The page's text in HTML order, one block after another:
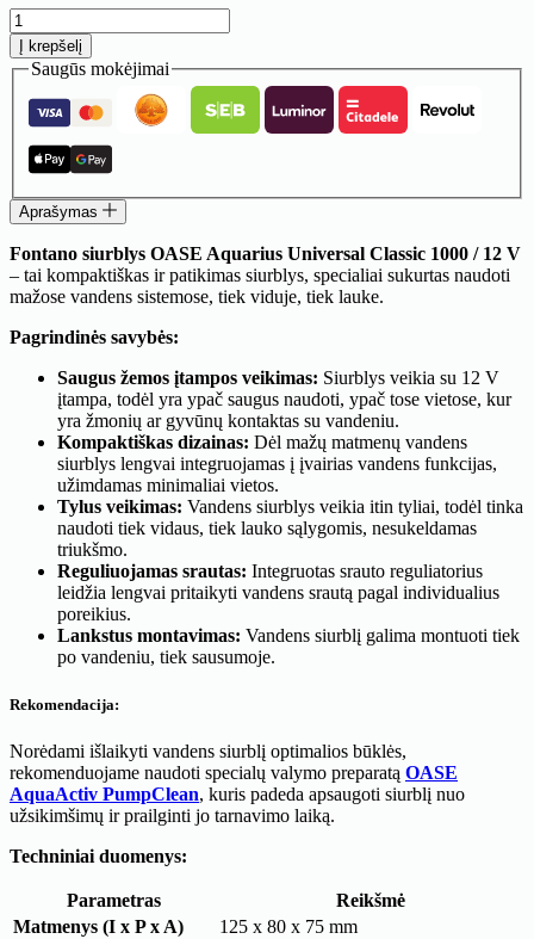
produkto
kiekis:
Fontano
siurblys
OASE
Aquarius
Universal
Classic
V
Į krepšelį
Saugūs mokėjimai
Aprašymas
Fontano siurblys OASE Aquarius Universal Classic 1000 / 12 V
– tai kompaktiškas ir patikimas siurblys, specialiai sukurtas naudoti
mažose vandens sistemose, tiek viduje, tiek lauke.
Pagrindinės savybės:
Saugus žemos įtampos veikimas: Siurblys veikia su 12 V
įtampa, todėl yra ypač saugus naudoti, ypač tose vietose, kur
yra žmonių ar gyvūnų kontaktas su vandeniu.
Kompaktiškas dizainas: Dėl mažų matmenų vandens
siurblys lengvai integruojamas į įvairias vandens funkcijas,
užimdamas minimaliai vietos.
Tylus veikimas: Vandens siurblys veikia itin tyliai, todėl tinka
naudoti tiek vidaus, tiek lauko sąlygomis, nesukeldamas
triukšmo.
Reguliuojamas srautas: Integruotas srauto reguliatorius
leidžia lengvai pritaikyti vandens srautą pagal individualius
poreikius.
Lankstus montavimas: Vandens siurblį galima montuoti tiek
po vandeniu, tiek sausumoje.
Rekomendacija:
Norėdami išlaikyti vandens siurblį optimalios būklės,
rekomenduojame naudoti specialų valymo preparatą OASE
AquaActiv PumpClean, kuris padeda apsaugoti siurblį nuo
užsikimšimų ir prailginti jo tarnavimo laiką.
Techniniai duomenys:
Parametras
Reikšmė
Matmenys (I x P x A)
125 x 80 x 75 mm